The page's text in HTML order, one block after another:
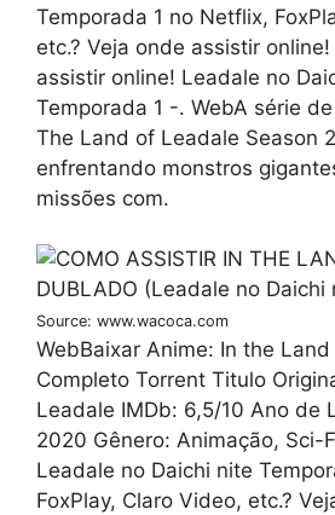
Temporada 1 no Netflix,
etc.? Veja onde assistir
assistir online! Leadale no
Temporada 1 -. WebA série
The Land of Leadale Season
enfrentando monstros
missões com.
Source: www.wacoca.com
WebBaixar Anime: In the
Completo Torrent Titulo
Leadale IMDb: 6,5/10 Ano de
2020 Gênero: Animação, Sci-
Leadale no Daichi nite
FoxPlay, Claro Video, etc.?